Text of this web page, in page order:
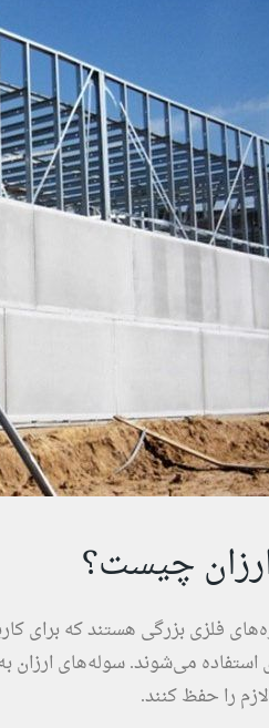
چیست؟
فلزی بزرگی هستند که برای
استفاده می‌شوند. سوله‌های
را حفظ کنند.